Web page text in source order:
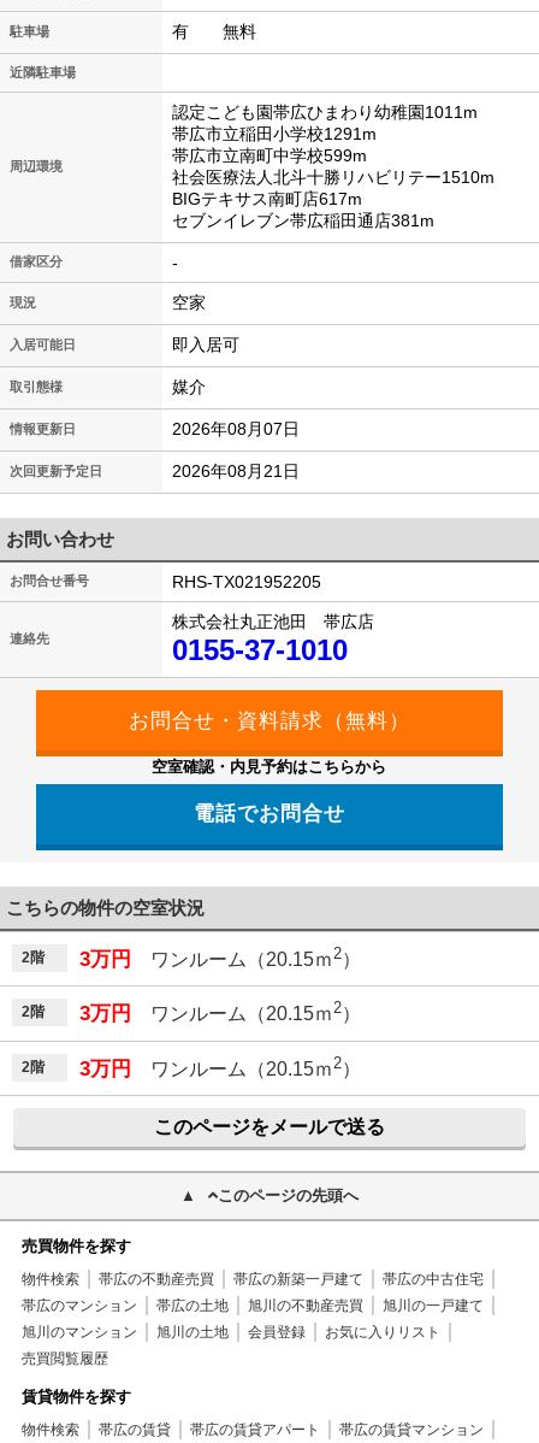
駐車場 有 無料
近隣駐車場
周辺環境
認定こども園帯広ひまわり幼稚園1011m
帯広市立稲田小学校1291m
帯広市立南町中学校599m
社会医療法人北斗十勝リハビリテー1510m
BIGテキサス南町店617m
セブンイレブン帯広稲田通店381m
借家区分 -
現況 空家
入居可能日 即入居可
取引態様 媒介
情報更新日 2026年08月07日
次回更新予定日 2026年08月21日
お問い合わせ
お問合せ番号 RHS-TX021952205
連絡先
株式会社丸正池田 帯広店
0155-37-1010
空室確認・内見予約はこちらから
電話でお問合せ
こちらの物件の空室状況
2階 3万円 ワンルーム（20.15ｍ2）
2階 3万円 ワンルーム（20.15ｍ2）
2階 3万円 ワンルーム（20.15ｍ 2）
このページをメールで送る
このページの先頭へ
売買物件を探す
物件検索 帯広の不動産売買 帯広の新築一戸建て
帯広の中古住宅
帯広のマンション
帯広の土地 旭川の不動産売買
旭川の一戸建て
旭川のマンション
旭川の土地 会員登録
お気に入りリスト
売買閲覧履歴
賃貸物件を探す
物件検索 帯広の賃貸 帯広の賃貸アパート 帯広の賃貸マンション